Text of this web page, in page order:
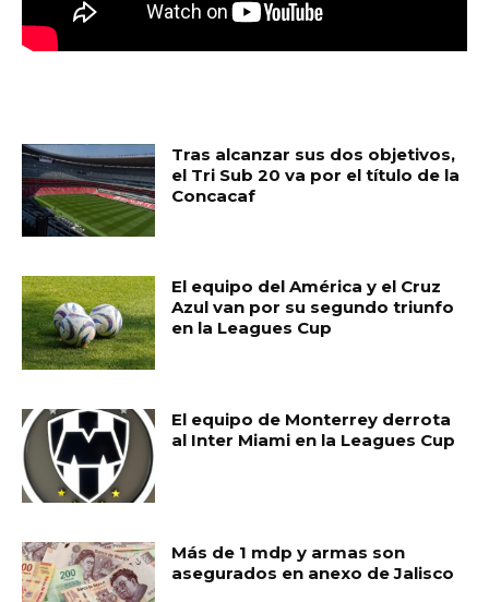
Tras alcanzar sus dos objetivos,
el Tri Sub 20 va por el título de la
Concacaf
El equipo del América y el Cruz
Azul van por su segundo triunfo
en la Leagues Cup
El equipo de Monterrey derrota
al Inter Miami en la Leagues Cup
Más de 1 mdp y armas son
asegurados en anexo de Jalisco